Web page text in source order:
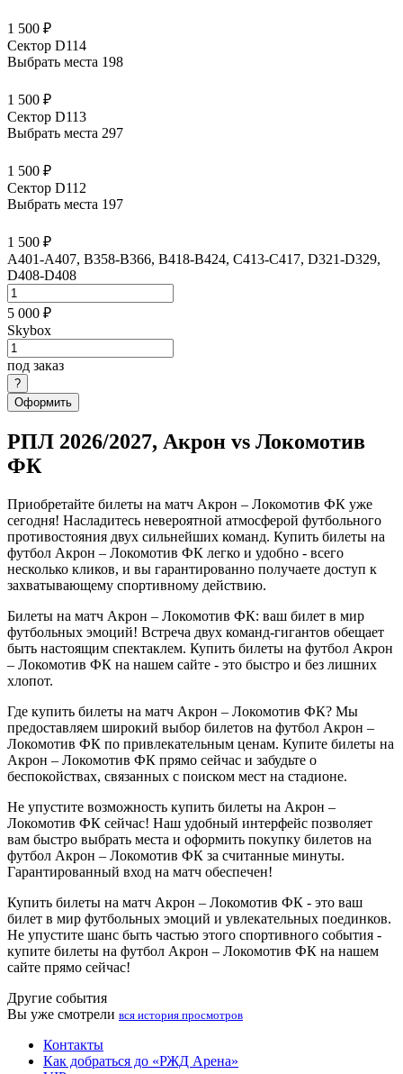
1 500 ₽
Сектор D114
Выбрать места 198
1 500 ₽
Сектор D113
Выбрать места 297
1 500 ₽
Сектор D112
Выбрать места 197
1 500 ₽
A401-A407, B358-B366, B418-B424, C413-C417, D321-D329,
D408-D408
5 000 ₽
Skybox
под заказ
Оформить
РПЛ 2026/2027, Акрон vs Локомотив
ФК
Приобретайте билеты на матч Акрон – Локомотив ФК уже
сегодня! Насладитесь невероятной атмосферой футбольного
противостояния двух сильнейших команд. Купить билеты на
футбол Акрон – Локомотив ФК легко и удобно - всего
несколько кликов, и вы гарантированно получаете доступ к
захватывающему спортивному действию.
Билеты на матч Акрон – Локомотив ФК: ваш билет в мир
футбольных эмоций! Встреча двух команд-гигантов обещает
быть настоящим спектаклем. Купить билеты на футбол Акрон
– Локомотив ФК на нашем сайте - это быстро и без лишних
хлопот.
Где купить билеты на матч Акрон – Локомотив ФК? Мы
предоставляем широкий выбор билетов на футбол Акрон –
Локомотив ФК по привлекательным ценам. Купите билеты на
Акрон – Локомотив ФК прямо сейчас и забудьте о
беспокойствах, связанных с поиском мест на стадионе.
Не упустите возможность купить билеты на Акрон –
Локомотив ФК сейчас! Наш удобный интерфейс позволяет
вам быстро выбрать места и оформить покупку билетов на
футбол Акрон – Локомотив ФК за считанные минуты.
Гарантированный вход на матч обеспечен!
Купить билеты на матч Акрон – Локомотив ФК - это ваш
билет в мир футбольных эмоций и увлекательных поединков.
Не упустите шанс быть частью этого спортивного события -
купите билеты на футбол Акрон – Локомотив ФК на нашем
сайте прямо сейчас!
Другие события
Вы уже смотрели вся история просмотров
Контакты
Как добраться до «РЖД Арена»